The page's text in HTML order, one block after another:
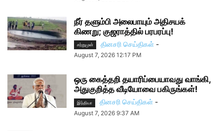
நீர் தளும்பி அலைபாயும் அதிசயக்
கிணறு; குஜராத்தில் பரபரப்பு!
சற்றுமுன் தினசரி செய்திகள் -
August 7, 2026 12:17 PM
ஒரு கைத்தறி தயாரிப்பையாவது வாங்கி,
அதுகுறித்த வீடியோவை பகிருங்கள்!
இந்தியா தினசரி செய்திகள் -
August 7, 2026 9:37 AM